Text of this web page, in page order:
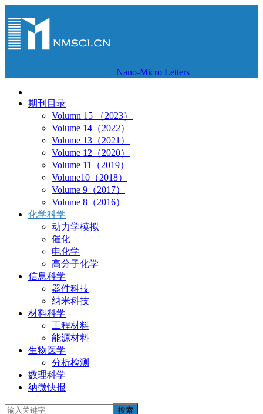
Nano-Micro Letters
期刊目录
Volumn 15 （2023）
Volume 14（2022）
Volume 13（2021）
Volume 12（2020）
Volume 11（2019）
Volume10（2018）
Volume 9（2017）
Volume 8（2016）
化学科学
动力学模拟
催化
电化学
高分子化学
信息科学
器件科技
纳米科技
材料科学
工程材料
能源材料
生物医学
分析检测
数理科学
纳微快报